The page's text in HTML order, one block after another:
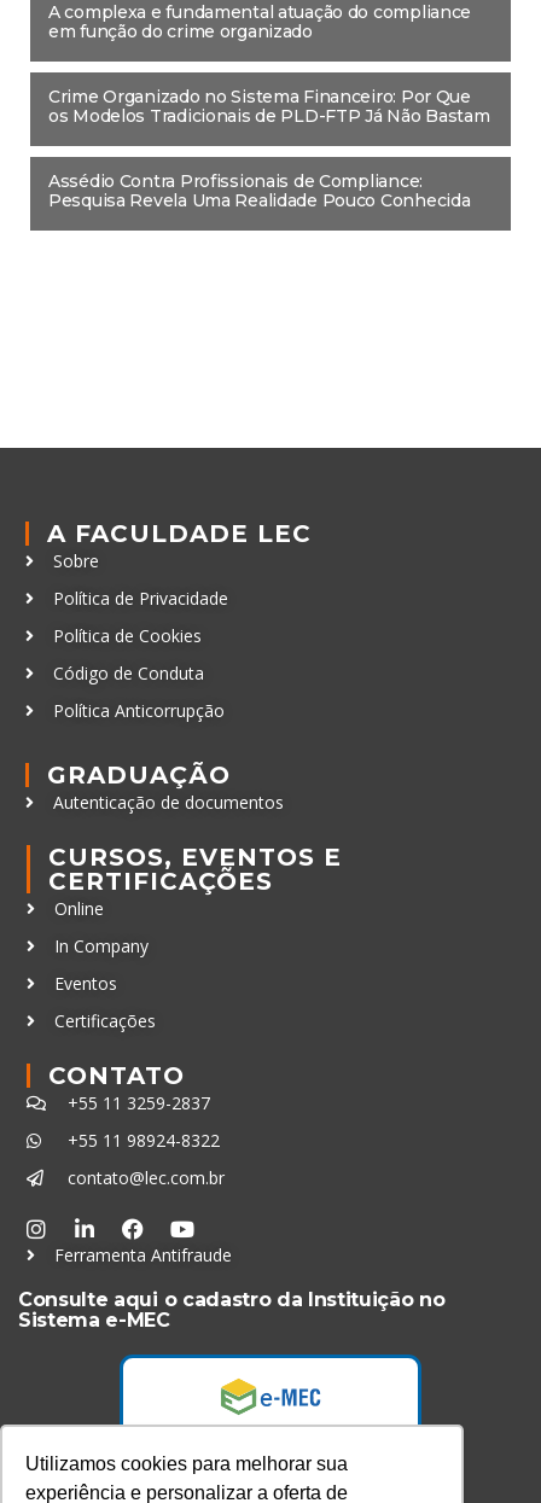
Utilizamos cookies para melhorar sua
experiência e personalizar a oferta de
A complexa e fundamental atuação do compliance
em função do crime organizado
Crime Organizado no Sistema Financeiro: Por Que
os Modelos Tradicionais de PLD-FTP Já Não Bastam
Assédio Contra Profissionais de Compliance:
Pesquisa Revela Uma Realidade Pouco Conhecida
A FACULDADE LEC
Sobre
Política de Privacidade
Política de Cookies
Código de Conduta
Política Anticorrupção
GRADUAÇÃO
Autenticação de documentos
CURSOS, EVENTOS E
CERTIFICAÇÕES
Online
In Company
Eventos
Certificações
CONTATO
+55 11 3259-2837
+55 11 98924-8322
contato@lec.com.br
Ferramenta Antifraude
Consulte aqui o cadastro da Instituição no
Sistema e-MEC